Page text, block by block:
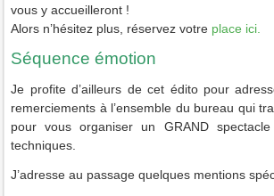
vous y accueilleront !
Alors n’hésitez plus, réservez votre place ici.
Séquence émotion
Je profite d’ailleurs de cet édito pour
remerciements à l’ensemble du bureau qui
pour vous organiser un GRAND
techniques.
J’adresse au passage quelques mentions